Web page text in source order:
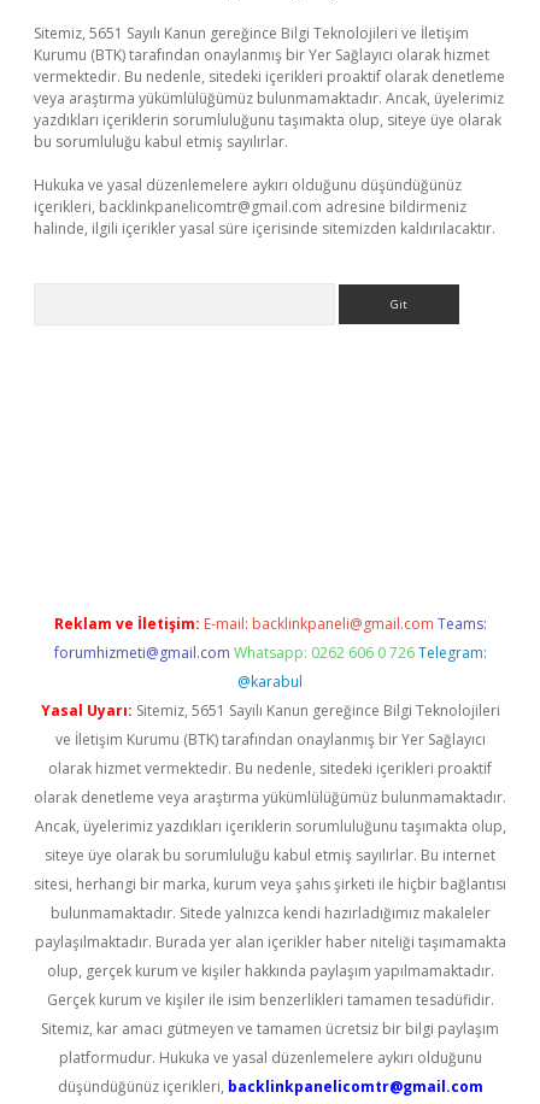
Sitemiz, 5651 Sayılı Kanun gereğince Bilgi Teknolojileri ve İletişim
Kurumu (BTK) tarafından onaylanmış bir Yer Sağlayıcı olarak hizmet
vermektedir. Bu nedenle, sitedeki içerikleri proaktif olarak denetleme
veya araştırma yükümlülüğümüz bulunmamaktadır. Ancak, üyelerimiz
yazdıkları içeriklerin sorumluluğunu taşımakta olup, siteye üye olarak
bu sorumluluğu kabul etmiş sayılırlar.
Hukuka ve yasal düzenlemelere aykırı olduğunu düşündüğünüz
içerikleri, backlinkpanelicomtr@gmail.com adresine bildirmeniz
halinde, ilgili içerikler yasal süre içerisinde sitemizden kaldırılacaktır.
Reklam ve İletişim: E-mail: backlinkpaneli@gmail.com Teams:
forumhizmeti@gmail.com Whatsapp: 0262 606 0 726 Telegram:
@karabul
Yasal Uyarı: Sitemiz, 5651 Sayılı Kanun gereğince Bilgi Teknolojileri
ve İletişim Kurumu (BTK) tarafından onaylanmış bir Yer Sağlayıcı
olarak hizmet vermektedir. Bu nedenle, sitedeki içerikleri proaktif
olarak denetleme veya araştırma yükümlülüğümüz bulunmamaktadır.
Ancak, üyelerimiz yazdıkları içeriklerin sorumluluğunu taşımakta olup,
siteye üye olarak bu sorumluluğu kabul etmiş sayılırlar. Bu internet
sitesi, herhangi bir marka, kurum veya şahıs şirketi ile hiçbir bağlantısı
bulunmamaktadır. Sitede yalnızca kendi hazırladığımız makaleler
paylaşılmaktadır. Burada yer alan içerikler haber niteliği taşımamakta
olup, gerçek kurum ve kişiler hakkında paylaşım yapılmamaktadır.
Gerçek kurum ve kişiler ile isim benzerlikleri tamamen tesadüfidir.
Sitemiz, kar amacı gütmeyen ve tamamen ücretsiz bir bilgi paylaşım
platformudur. Hukuka ve yasal düzenlemelere aykırı olduğunu
düşündüğünüz içerikleri, backlinkpanelicomtr@gmail.com